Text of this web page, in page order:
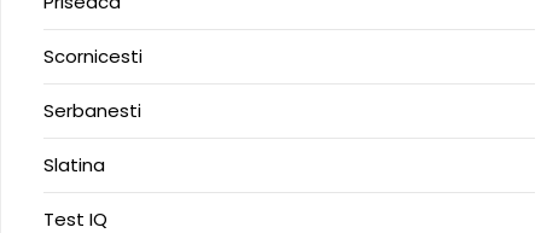
Scornicesti
Serbanesti
Slatina
Test IQ